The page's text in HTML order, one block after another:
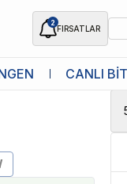
2
FIRSATLAR
CANLI ★